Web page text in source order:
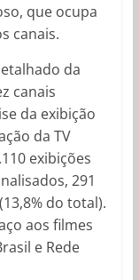
que ocupa
canais.
da
canais
da exibição
da TV
exibições
291
do total).
aos filmes
e Rede